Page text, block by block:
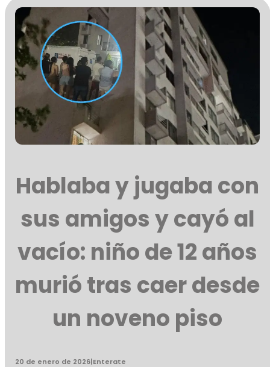
Hablaba y jugaba con
sus amigos y cayó al
vacío: niño de 12 años
murió tras caer desde
un noveno piso
20 de enero de 2026|Enterate